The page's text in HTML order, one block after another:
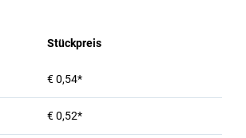
Stückpreis
€ 0,54*
€ 0,52*